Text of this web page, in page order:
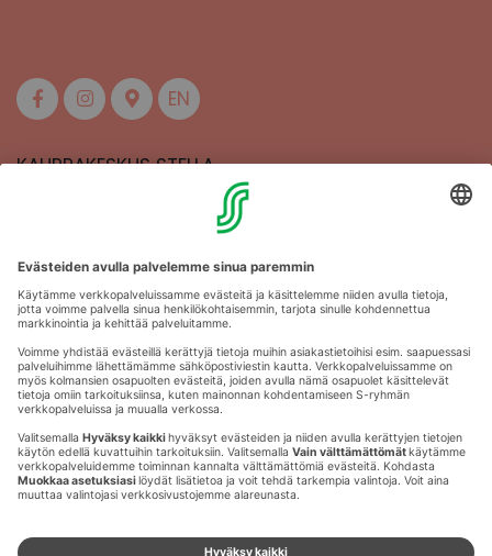
EN
KAUPPAKESKUS STELLA
Aukioloajat
Anna palautetta
Kartat
Stellan esittely
Tapahtumajärjestäjille
Toriparkki
Vuokrattavat liikehuoneistot